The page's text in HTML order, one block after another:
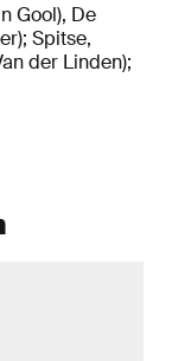
Gool), De
Spitse,
der Linden);